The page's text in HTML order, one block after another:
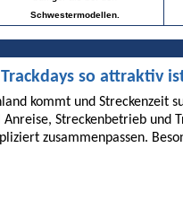
Schwestermodellen.
so attraktiv
kommt und Streckenzeit
Streckenbetrieb und
zusammenpassen.